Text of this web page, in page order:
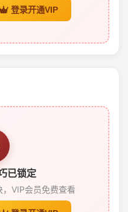
登录开通VIP
已锁定
VIP会员免费查看